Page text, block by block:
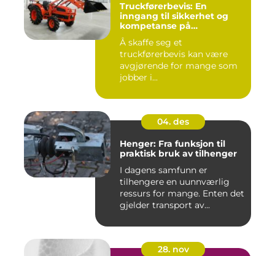
Truckførerbevis: En
inngang til sikkerhet og
kompetanse på
arbeidsplassen
Å skaffe seg et
truckførerbevis kan være
avgjørende for mange som
jobber i...
04. des
Henger: Fra funksjon til
praktisk bruk av tilhenger
I dagens samfunn er
tilhengere en uunnværlig
ressurs for mange. Enten det
gjelder transport av...
28. nov